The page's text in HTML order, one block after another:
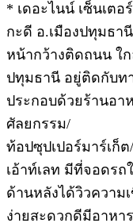
* เดอะไนน์ เซ็นเต
กะดี อ.เมืองปทุมธา
หน้ากว้างติดถนน ใ
ปทุมธานี อยู่ติดกับท
ประกอบด้วยร้านอา
ศัลยกรรม/
ท้อปซุปเปอร์มาร์เก็
เอ้าท์เลท มีที่จอดร
ด้านหลังได้วิวความ
ง่ายสะดวกดีมีอาหา